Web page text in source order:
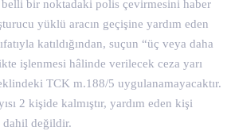
bir noktadaki polis çevirmesini haber
yüklü aracın geçişine yardım eden
katıldığından, suçun “üç veya daha
işlenmesi hâlinde verilecek ceza yarı
TCK m.188/5 uygulanamayacaktır.
2 kişide kalmıştır, yardım eden kişi
dahil değildir.